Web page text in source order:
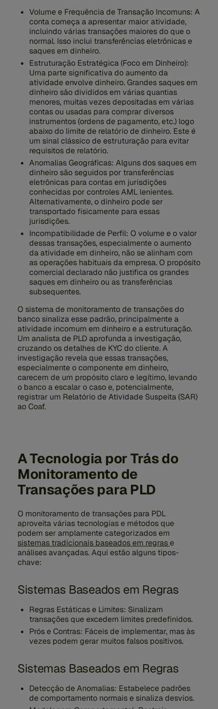
Volume e Frequência de Transação Incomuns: A
conta começa a apresentar maior atividade,
incluindo várias transações maiores do que o
normal. Isso inclui transferências eletrônicas e
saques em dinheiro.
Estruturação Estratégica (Foco em Dinheiro):
Uma parte significativa do aumento da
atividade envolve dinheiro. Grandes saques em
dinheiro são divididos em várias quantias
menores, muitas vezes depositadas em várias
contas ou usadas para comprar diversos
instrumentos (ordens de pagamento, etc.) logo
abaixo do limite de relatório de dinheiro. Este é
um sinal clássico de estruturação para evitar
requisitos de relatório.
Anomalias Geográficas: Alguns dos saques em
dinheiro são seguidos por transferências
eletrônicas para contas em jurisdições
conhecidas por controles AML lenientes.
Alternativamente, o dinheiro pode ser
transportado fisicamente para essas
jurisdições.
Incompatibilidade de Perfil: O volume e o valor
dessas transações, especialmente o aumento
da atividade em dinheiro, não se alinham com
as operações habituais da empresa. O propósito
comercial declarado não justifica os grandes
saques em dinheiro ou as transferências
subsequentes.
O sistema de monitoramento de transações do
banco sinaliza esse padrão, principalmente a
atividade incomum em dinheiro e a estruturação.
Um analista de PLD aprofunda a investigação,
cruzando os detalhes de KYC do cliente. A
investigação revela que essas transações,
especialmente o componente em dinheiro,
carecem de um propósito claro e legítimo, levando
o banco a escalar o caso e, potencialmente,
registrar um Relatório de Atividade Suspeita (SAR)
ao Coaf.
A Tecnologia por Trás do
Monitoramento de
Transações para PLD
O monitoramento de transações para PDL
aproveita várias tecnologias e métodos que
podem ser amplamente categorizados em
sistemas tradicionais baseados em regrase
análises avançadas. Aqui estão alguns tipos-
chave:
Sistemas Baseados em Regras
Regras Estáticas e Limites: Sinalizam
transações que excedem limites predefinidos.
Prós e Contras: Fáceis de implementar, mas às
vezes podem gerar muitos falsos positivos.
Sistemas Baseados em Regras
Detecção de Anomalias: Estabelece padrões
de comportamento normais e sinaliza desvios.